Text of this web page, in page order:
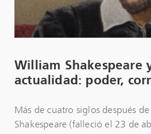
William Shakespeare
actualidad: poder,
Más de cuatro siglos después
Shakespeare (falleció el 23 de